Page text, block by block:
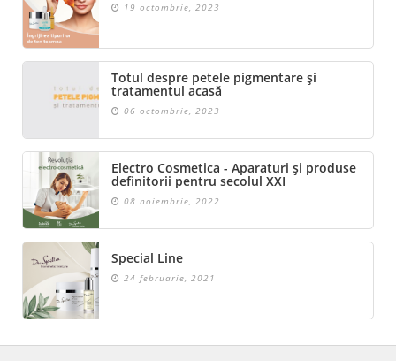
19 octombrie, 2023
Totul despre petele pigmentare și
tratamentul acasă
06 octombrie, 2023
Electro Cosmetica - Aparaturi și produse
definitorii pentru secolul XXI
08 noiembrie, 2022
Special Line
24 februarie, 2021